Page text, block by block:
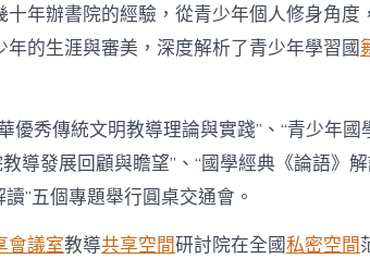
年辦書院的經驗，從青少年個人修身角度
的生涯與審美，深度解析了青少年學習國
優秀傳統文明教導理論與實踐”、“青少年國
導發展回顧與瞻望”、“國學經典《論語》
讀”五個專題舉行圓桌交通會。
會議室教導共享空間研討院在全國私密空間